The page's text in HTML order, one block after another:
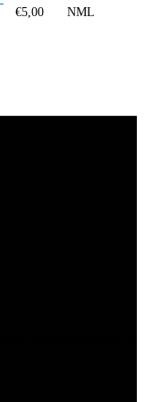
€5,00 NML
selbst entscheiden, ob